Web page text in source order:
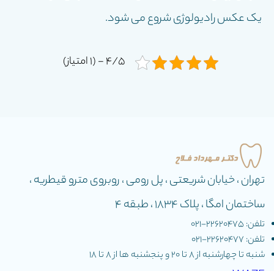
یک عکس رادیولوژی شروع می شود.
4/5 - (1 امتیاز)
تهران ، خیابان شریعتی ، پل رومی ، روبروی مترو قیطریه ،
ساختمان امگا ، پلاک 1834 ، طبقه 4
تلفن: 22620475-۰۲۱
تلفن: 22620477-۰۲۱
شنبه تا چهارشنبه از ٨ تا ٢٠ و پنجشنبه ها از ٨ تا ١٨